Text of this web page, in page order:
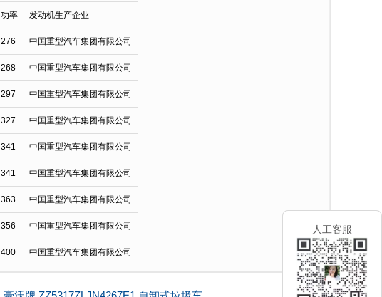
功率 发动机生产企业
276 中国重型汽车集团有限公司
268 中国重型汽车集团有限公司
297 中国重型汽车集团有限公司
327 中国重型汽车集团有限公司
341 中国重型汽车集团有限公司
341 中国重型汽车集团有限公司
363 中国重型汽车集团有限公司
356 中国重型汽车集团有限公司
400 中国重型汽车集团有限公司
人工客服